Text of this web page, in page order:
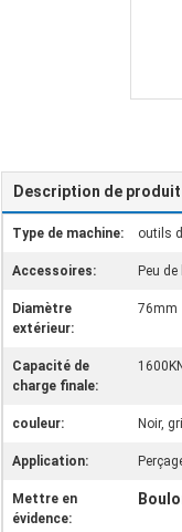
Description de
Type de machine: outils
Accessoires: Peu
Diamètre
extérieur:
76mm
Capacité de
charge finale:
1600KN
couleur: Noir,
Application:
Mettre en
évidence: